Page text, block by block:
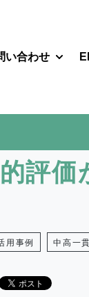
for お知らせ
い合わせ
Show
評
用事例 中高一